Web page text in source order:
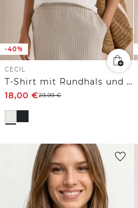
-40%
CECIL
T-Shirt mit Rundhals und Glitzer-Wording
18,00 €29,99€